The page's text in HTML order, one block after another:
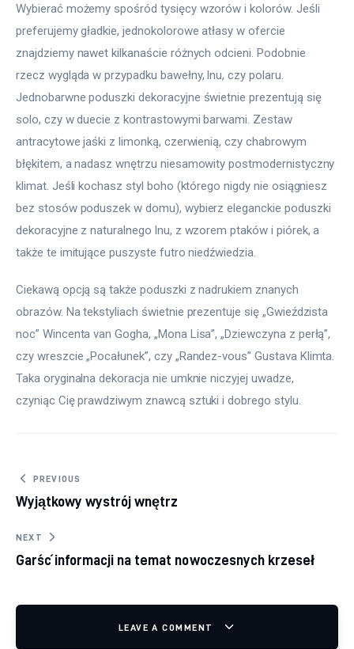
Wybierać możemy spośród tysięcy wzorów i kolorów. Jeśli
preferujemy gładkie, jednokolorowe atłasy w ofercie
znajdziemy nawet kilkanaście różnych odcieni. Podobnie
rzecz wygląda w przypadku bawełny, lnu, czy polaru.
Jednobarwne poduszki dekoracyjne świetnie prezentują się
solo, czy w duecie z kontrastowymi barwami. Zestaw
antracytowe jaśki z limonką, czerwienią, czy chabrowym
błękitem, a nadasz wnętrzu niesamowity postmodernistyczny
klimat. Jeśli kochasz styl boho (którego nigdy nie osiągniesz
bez stosów poduszek w domu), wybierz eleganckie poduszki
dekoracyjne z naturalnego lnu, z wzorem ptaków i piórek, a
także te imitujące puszyste futro niedźwiedzia.
Ciekawą opcją są także poduszki z nadrukiem znanych
obrazów. Na tekstyliach świetnie prezentuje się „Gwieździsta
noc” Wincenta van Gogha, „Mona Lisa”, „Dziewczyna z perłą”,
czy wreszcie „Pocałunek”, czy „Randez-vous” Gustava Klimta.
Taka oryginalna dekoracja nie umknie niczyjej uwadze,
czyniąc Cię prawdziwym znawcą sztuki i dobrego stylu.
Nawigacja wpisu
PREVIOUS
Wyjątkowy wystrój wnętrz
NEXT
Garść informacji na temat nowoczesnych krzeseł
LEAVE A COMMENT